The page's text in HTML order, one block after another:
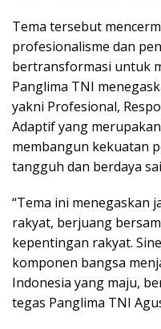
Tema tersebut
profesionalisme dan
bertransformasi untuk
Panglima TNI
yakni Profesional,
Adaptif yang
membangun kekuatan
tangguh dan berdaya
“Tema ini menegaskan
rakyat, berjuang
kepentingan rakyat.
komponen bangsa
Indonesia yang maju,
tegas Panglima TNI